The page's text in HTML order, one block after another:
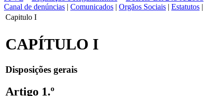
Canal de denúncias | Comunicados | Orgãos Sociais | Estatutos |
Capitulo I
CAPÍTULO I
Disposições gerais
Artigo 1.º